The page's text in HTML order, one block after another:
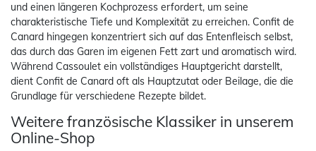
und einen längeren Kochprozess erfordert, um seine
charakteristische Tiefe und Komplexität zu erreichen. Confit de
Canard hingegen konzentriert sich auf das Entenfleisch selbst,
das durch das Garen im eigenen Fett zart und aromatisch wird.
Während Cassoulet ein vollständiges Hauptgericht darstellt,
dient Confit de Canard oft als Hauptzutat oder Beilage, die die
Grundlage für verschiedene Rezepte bildet.
Weitere französische Klassiker in unserem
Online-Shop